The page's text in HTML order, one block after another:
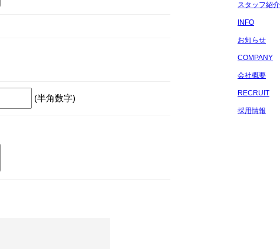
スタッフ紹介
INFO
お知らせ
COMPANY
会社概要
RECRUIT
採用情報
(半角数字)